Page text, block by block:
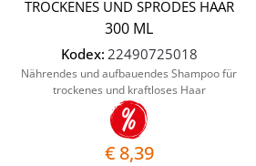
TROCKENES UND SPRÖDES HAAR
300 ML
Kodex: 22490725018
Nährendes und aufbauendes Shampoo für
trockenes und kraftloses Haar
€ 8,39